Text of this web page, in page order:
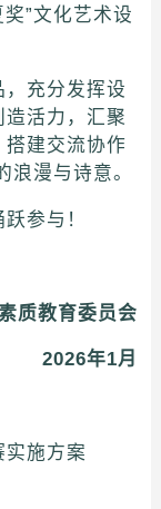
”文化艺术设
充分发挥设
活力，汇聚
建交流协作
漫与诗意。
参与！
质教育委员会
1月
实施方案